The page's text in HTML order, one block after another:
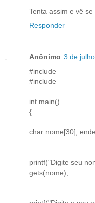
Tenta assim e vê
Responder
Anônimo 3 de
#include
#include
int main()
{
char nome[30],
printf("Digite seu
gets(nome);